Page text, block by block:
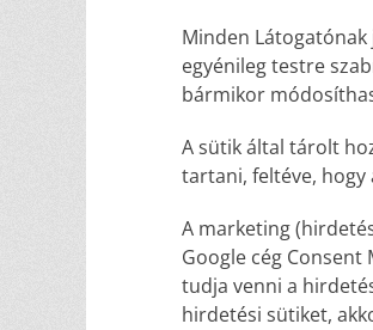
Minden
egyénileg testre
bármikor
A sütik által tárolt
tartani, feltéve,
A marketing
Google cég
tudja venni a
hirdetési sütiket,